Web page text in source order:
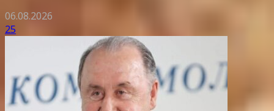
06.08.2026
25